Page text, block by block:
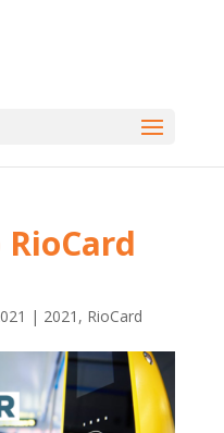
| 2021 , RioCard